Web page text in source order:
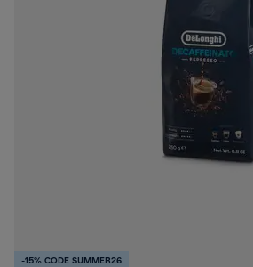
-15% CODE SUMMER26